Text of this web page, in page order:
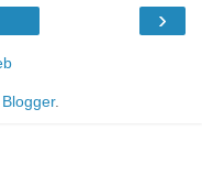
›
Blogger.